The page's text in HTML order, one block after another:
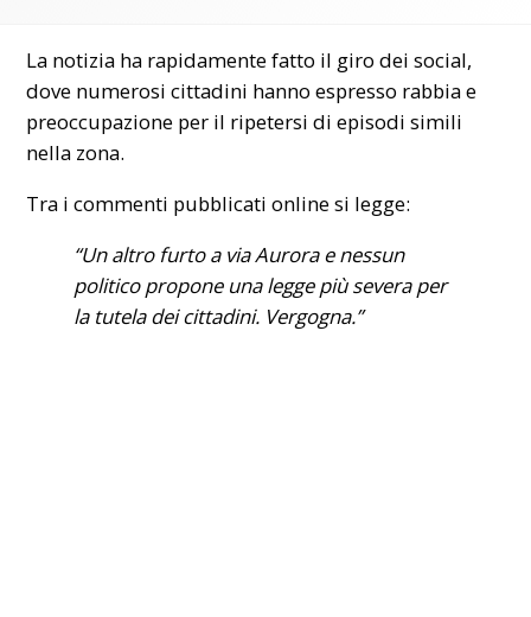
La notizia ha rapidamente fatto il giro dei social,
dove numerosi cittadini hanno espresso rabbia e
preoccupazione per il ripetersi di episodi simili
nella zona.
Tra i commenti pubblicati online si legge:
“Un altro furto a via Aurora e nessun
politico propone una legge più severa per
la tutela dei cittadini. Vergogna.”